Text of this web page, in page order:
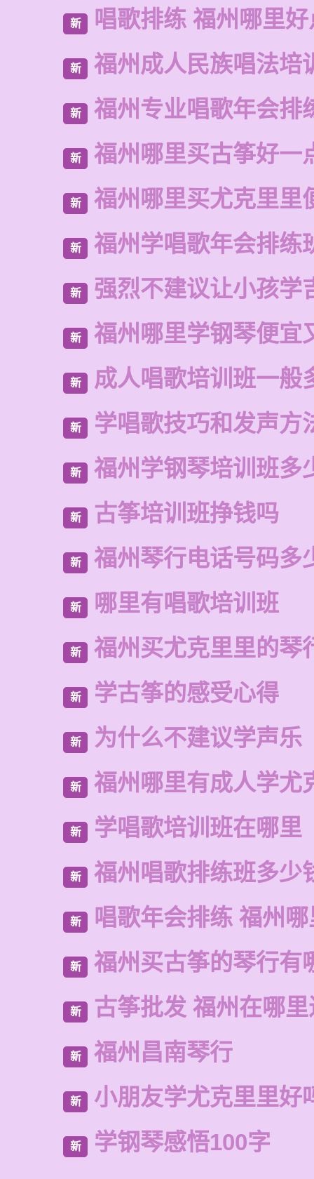
新 唱歌排练 福州哪里
新 福州成人民族唱法培
新 福州专业唱歌年会排
新 福州哪里买古筝好一
新 福州哪里买尤克里里
新 福州学唱歌年会排练
新 强烈不建议让小孩学
新 福州哪里学钢琴便宜
新 成人唱歌培训班一般
新 学唱歌技巧和发声方
新 福州学钢琴培训班多
新 古筝培训班挣钱吗
新 福州琴行电话号码多
新 哪里有唱歌培训班
新 福州买尤克里里的琴
新 学古筝的感受心得
新 为什么不建议学声乐
新 福州哪里有成人学尤
新 学唱歌培训班在哪里
新 福州唱歌排练班多少
新 唱歌年会排练 福州
新 福州买古筝的琴行有
新 古筝批发 福州在哪
新 福州昌南琴行
新 小朋友学尤克里里好
新 学钢琴感悟100字